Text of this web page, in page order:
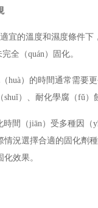
宜的溫度和濕度條件下
全（quán）固化。
huà）的時間通常需要
）、耐化學腐（fǔ）
時間（jiān）受多種因
情況選擇合適的固化劑
效果。